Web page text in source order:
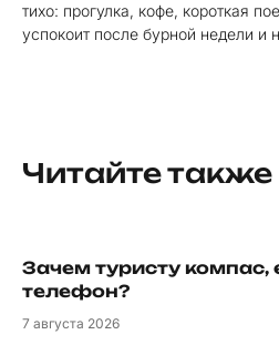
тихо: прогулка, кофе, короткая
успокоит после бурной недели и
Читайте также
Зачем туристу компас,
телефон?
7 августа 2026